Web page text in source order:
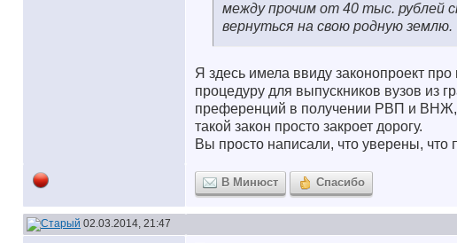
между прочим от 40 тыс. рублей
вернуться на свою родную землю.
Я здесь имела ввиду законопроект
процедуру для выпускников вузов из
преференций в получении РВП и ВНЖ,
такой закон просто закроет дорогу.
Вы просто написали, что уверены, что
В Минюст Спасибо
02.03.2014, 21:47